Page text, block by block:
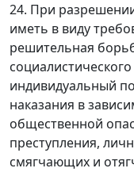
24. При
иметь в виду
решительная
индивидуальный
наказания в
общественной
преступления,
смягчающих и